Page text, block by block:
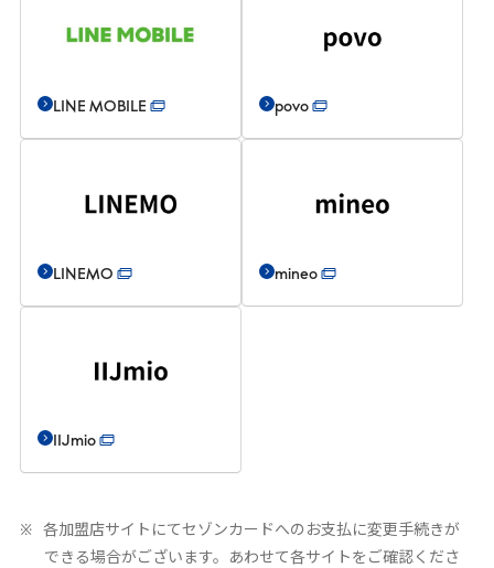
LINE MOBILE povo
LINEMO mineo
IIJmio
各加盟店サイトにてセゾンカードへのお支払に変更手続きが
できる場合がございます。あわせて各サイトをご確認くださ